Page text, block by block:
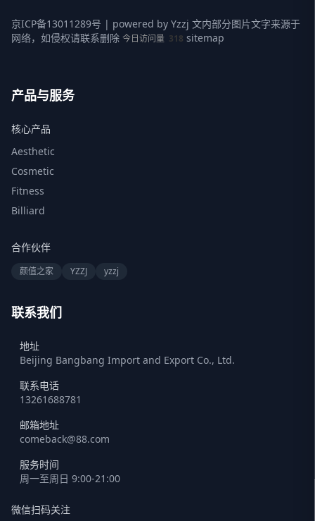
京ICP备13011289号 | powered by Yzzj 文内部分图片文字来源于
网络，如侵权请联系删除 今日访问量 318 sitemap
产品与服务
核心产品
Aesthetic
Cosmetic
Fitness
Billiard
合作伙伴
颜值之家 YZZJ yzzj
联系我们
地址
Beijing Bangbang Import and Export Co., Ltd.
联系电话
13261688781
邮箱地址
comeback@88.com
服务时间
周一至周日 9:00-21:00
微信扫码关注